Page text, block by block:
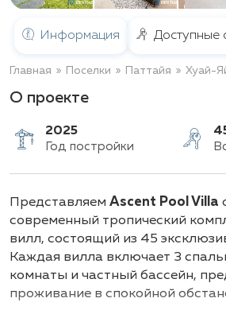
Информация Доступные
Главная Поселки Паттайя Хуай-
О проекте
2025
Год постройки
Представляем Ascent Pool Villa
современный тропический
вилл, состоящий из 45
Каждая вилла включает 3
комнаты и частный бассейн,
проживание в спокойной